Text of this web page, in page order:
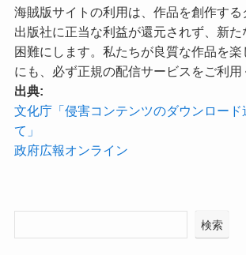
海賊版サイトの利用は、作品を創作す
出版社に正当な利益が還元されず、新た
困難にします。私たちが良質な作品を楽
にも、必ず正規の配信サービスをご利用
出典:
文化庁「侵害コンテンツのダウンロード
て」
政府広報オンライン
検索